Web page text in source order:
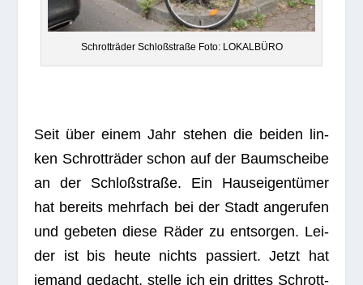
Schrott­rä­der Schloß­straße Foto: LOKALBÜRO
Seit über einem Jahr ste­hen die bei­den lin­
ken Schrott­rä­der schon auf der Baum­scheibe
an der Schloß­straße. Ein Haus­ei­gen­tü­mer
hat bereits mehr­fach bei der Stadt ange­ru­fen
und gebe­ten diese Räder zu ent­sor­gen. Lei­
der ist bis heute nichts pas­siert. Jetzt hat
jemand gedacht, stelle ich ein drit­tes Schrott­